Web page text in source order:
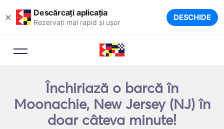
× Descărcați aplicația
Rezervați mai rapid și ușor DESCHIDE
Închiriază o barcă în
Moonachie, New Jersey (NJ) în
doar câteva minute!